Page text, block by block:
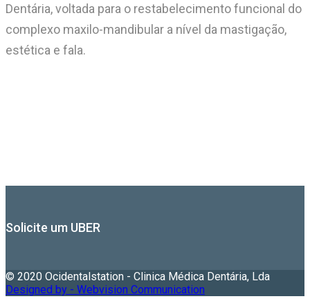
Dentária, voltada para o restabelecimento funcional do
complexo maxilo-mandibular a nível da mastigação,
estética e fala.
Solicite um UBER
© 2020 Ocidentalstation - Clinica Médica Dentária, Lda
Designed by - Webvision Communication